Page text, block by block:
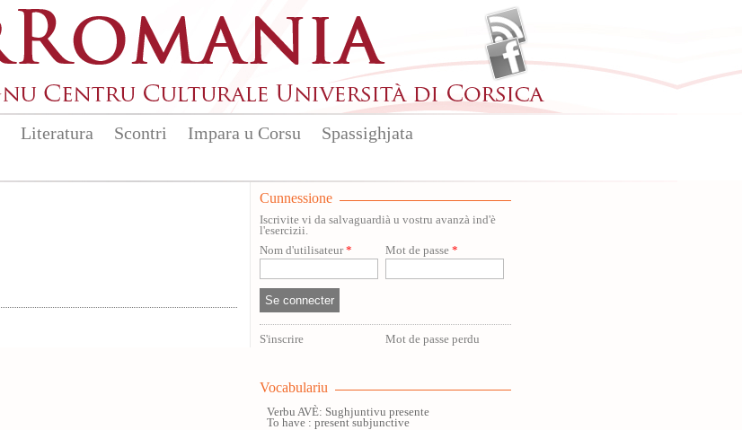
Literatura Scontri Impara u Corsu Spassighjata
Cunnessione
Iscrivite vi da salvaguardià u vostru avanzà ind'è
l'esercizii.
Nom d'utilisateur* Mot de passe *
S'inscrire Mot de passe perdu
Vocabulariu
Verbu AVÈ: Sughjuntivu presente
To have : present subjunctive